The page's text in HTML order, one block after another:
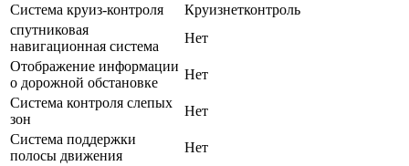
Система круиз-контроля
Круизнетконтроль
спутниковая
навигационная система
Нет
Отображение информации
о дорожной обстановке
Нет
Система контроля слепых
зон
Нет
Система поддержки
полосы движения
Нет